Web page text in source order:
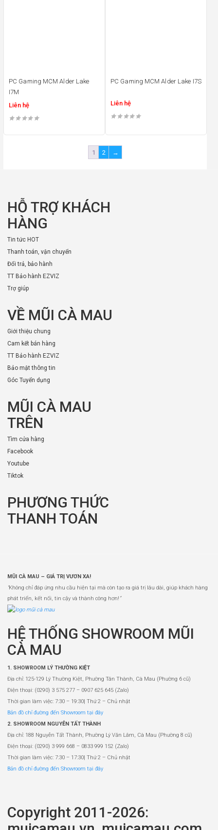
PC Gaming MCM Alder Lake
I7M
Liên hệ
PC Gaming MCM Alder Lake I7S
Liên hệ
1 2 →
HỖ TRỢ KHÁCH
HÀNG
Tin tức HOT
Thanh toán, vận chuyển
Đổi trả, bảo hành
TT Bảo hành EZVIZ
Trợ giúp
VỀ MŨI CÀ MAU
Giới thiệu chung
Cam kết bán hàng
TT Bảo hành EZVIZ
Bảo mật thông tin
Góc Tuyển dụng
MŨI CÀ MAU
TRÊN
Tìm cửa hàng
Facebook
Youtube
Tiktok
PHƯƠNG THỨC
THANH TOÁN
MŨI CÀ MAU – GIÁ TRỊ VƯƠN XA!
“Không chỉ đáp ứng nhu cầu hiện tại mà còn tạo ra giá trị lâu dài, giúp khách hàng
phát triển, kết nối, tin cậy và thành công hơn! ”
HỆ THỐNG SHOWROOM MŨI
CÀ MAU
1. SHOWROOM LÝ THƯỜNG KIỆT
Địa chỉ: 125-129 Lý Thường Kiệt, Phường Tân Thành, Cà Mau (Phường 6 cũ)
Điện thoại: (0290) 3 575 277 – 0907 625 645 (Zalo)
Thời gian làm việc: 7:30 – 19:30| Thứ 2 – Chủ nhật
Bản đồ chỉ đường đến Showroom tại đây
2. SHOWROOM NGUYỄN TẤT THÀNH
Địa chỉ: 188 Nguyễn Tất Thành, Phường Lý Văn Lâm, Cà Mau (Phường 8 cũ)
Điện thoại: (0290) 3 999 668 – 0833 999 152 (Zalo)
Thời gian làm việc: 7:30 – 17:30| Thứ 2 – Chủ nhật
Bản đồ chỉ đường đến Showroom tại đây
Copyright 2011-2026: